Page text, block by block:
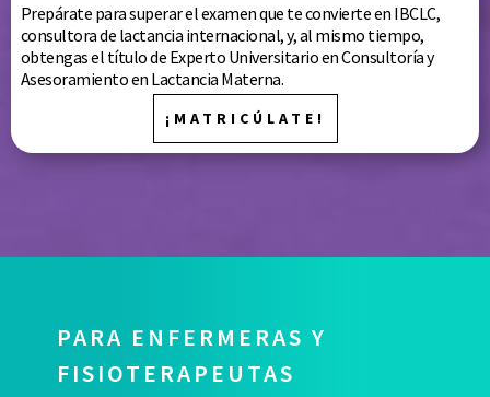
Prepárate para superar el examen que te convierte en IBCLC,
consultora de lactancia internacional, y, al mismo tiempo,
obtengas el título de Experto Universitario en Consultoría y
Asesoramiento en Lactancia Materna.
¡MATRICÚLATE!
PARA ENFERMERAS Y
FISIOTERAPEUTAS